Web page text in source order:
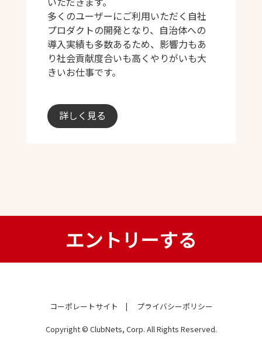
多くのユーザーにご利用いただく自社
プロダクトの開発となり、自治体への
導入実績も多数あるため、影響力もあ
り社会貢献度合いも高くやりがいも大
きいお仕事です。
詳しく見る
エントリーする
コーポレートサイト プライバシーポリシー
Copyright © ClubNets, Corp. All Rights Reserved.